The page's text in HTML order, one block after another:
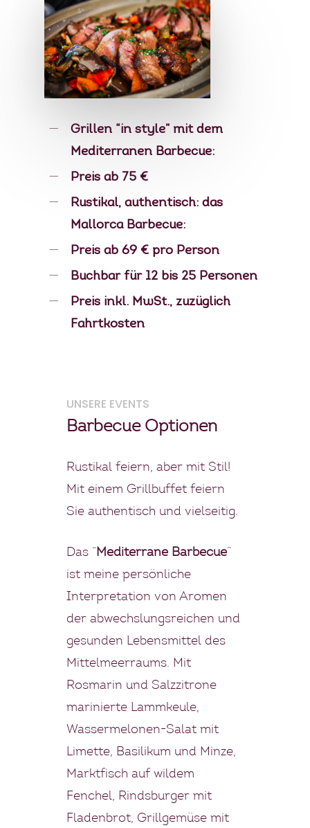
Grillen “in style” mit dem
Mediterranen Barbecue:
Preis ab 75 €
Rustikal, authentisch: das
Mallorca Barbecue:
Preis ab 69 € pro Person
Buchbar für 12 bis 25 Personen
Preis inkl. MwSt., zuzüglich
Fahrtkosten
UNSERE EVENTS
Barbecue Optionen
Rustikal feiern, aber mit Stil!
Mit einem Grillbuffet feiern
Sie authentisch und vielseitig.
Das “Mediterrane Barbecue”
ist meine persönliche
Interpretation von Aromen
der abwechslungsreichen und
gesunden Lebensmittel des
Mittelmeerraums. Mit
Rosmarin und Salzzitrone
marinierte Lammkeule,
Wassermelonen-Salat mit
Limette, Basilikum und Minze,
Marktfisch auf wildem
Fenchel, Rindsburger mit
Fladenbrot, Grillgemüse mit